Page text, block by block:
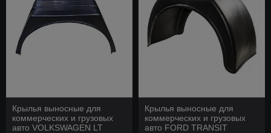
Крылья выносные для
коммерческих и грузовых
авто VOLKSWAGEN LT
Крылья выносные для
коммерческих и грузовых
авто FORD TRANSIT